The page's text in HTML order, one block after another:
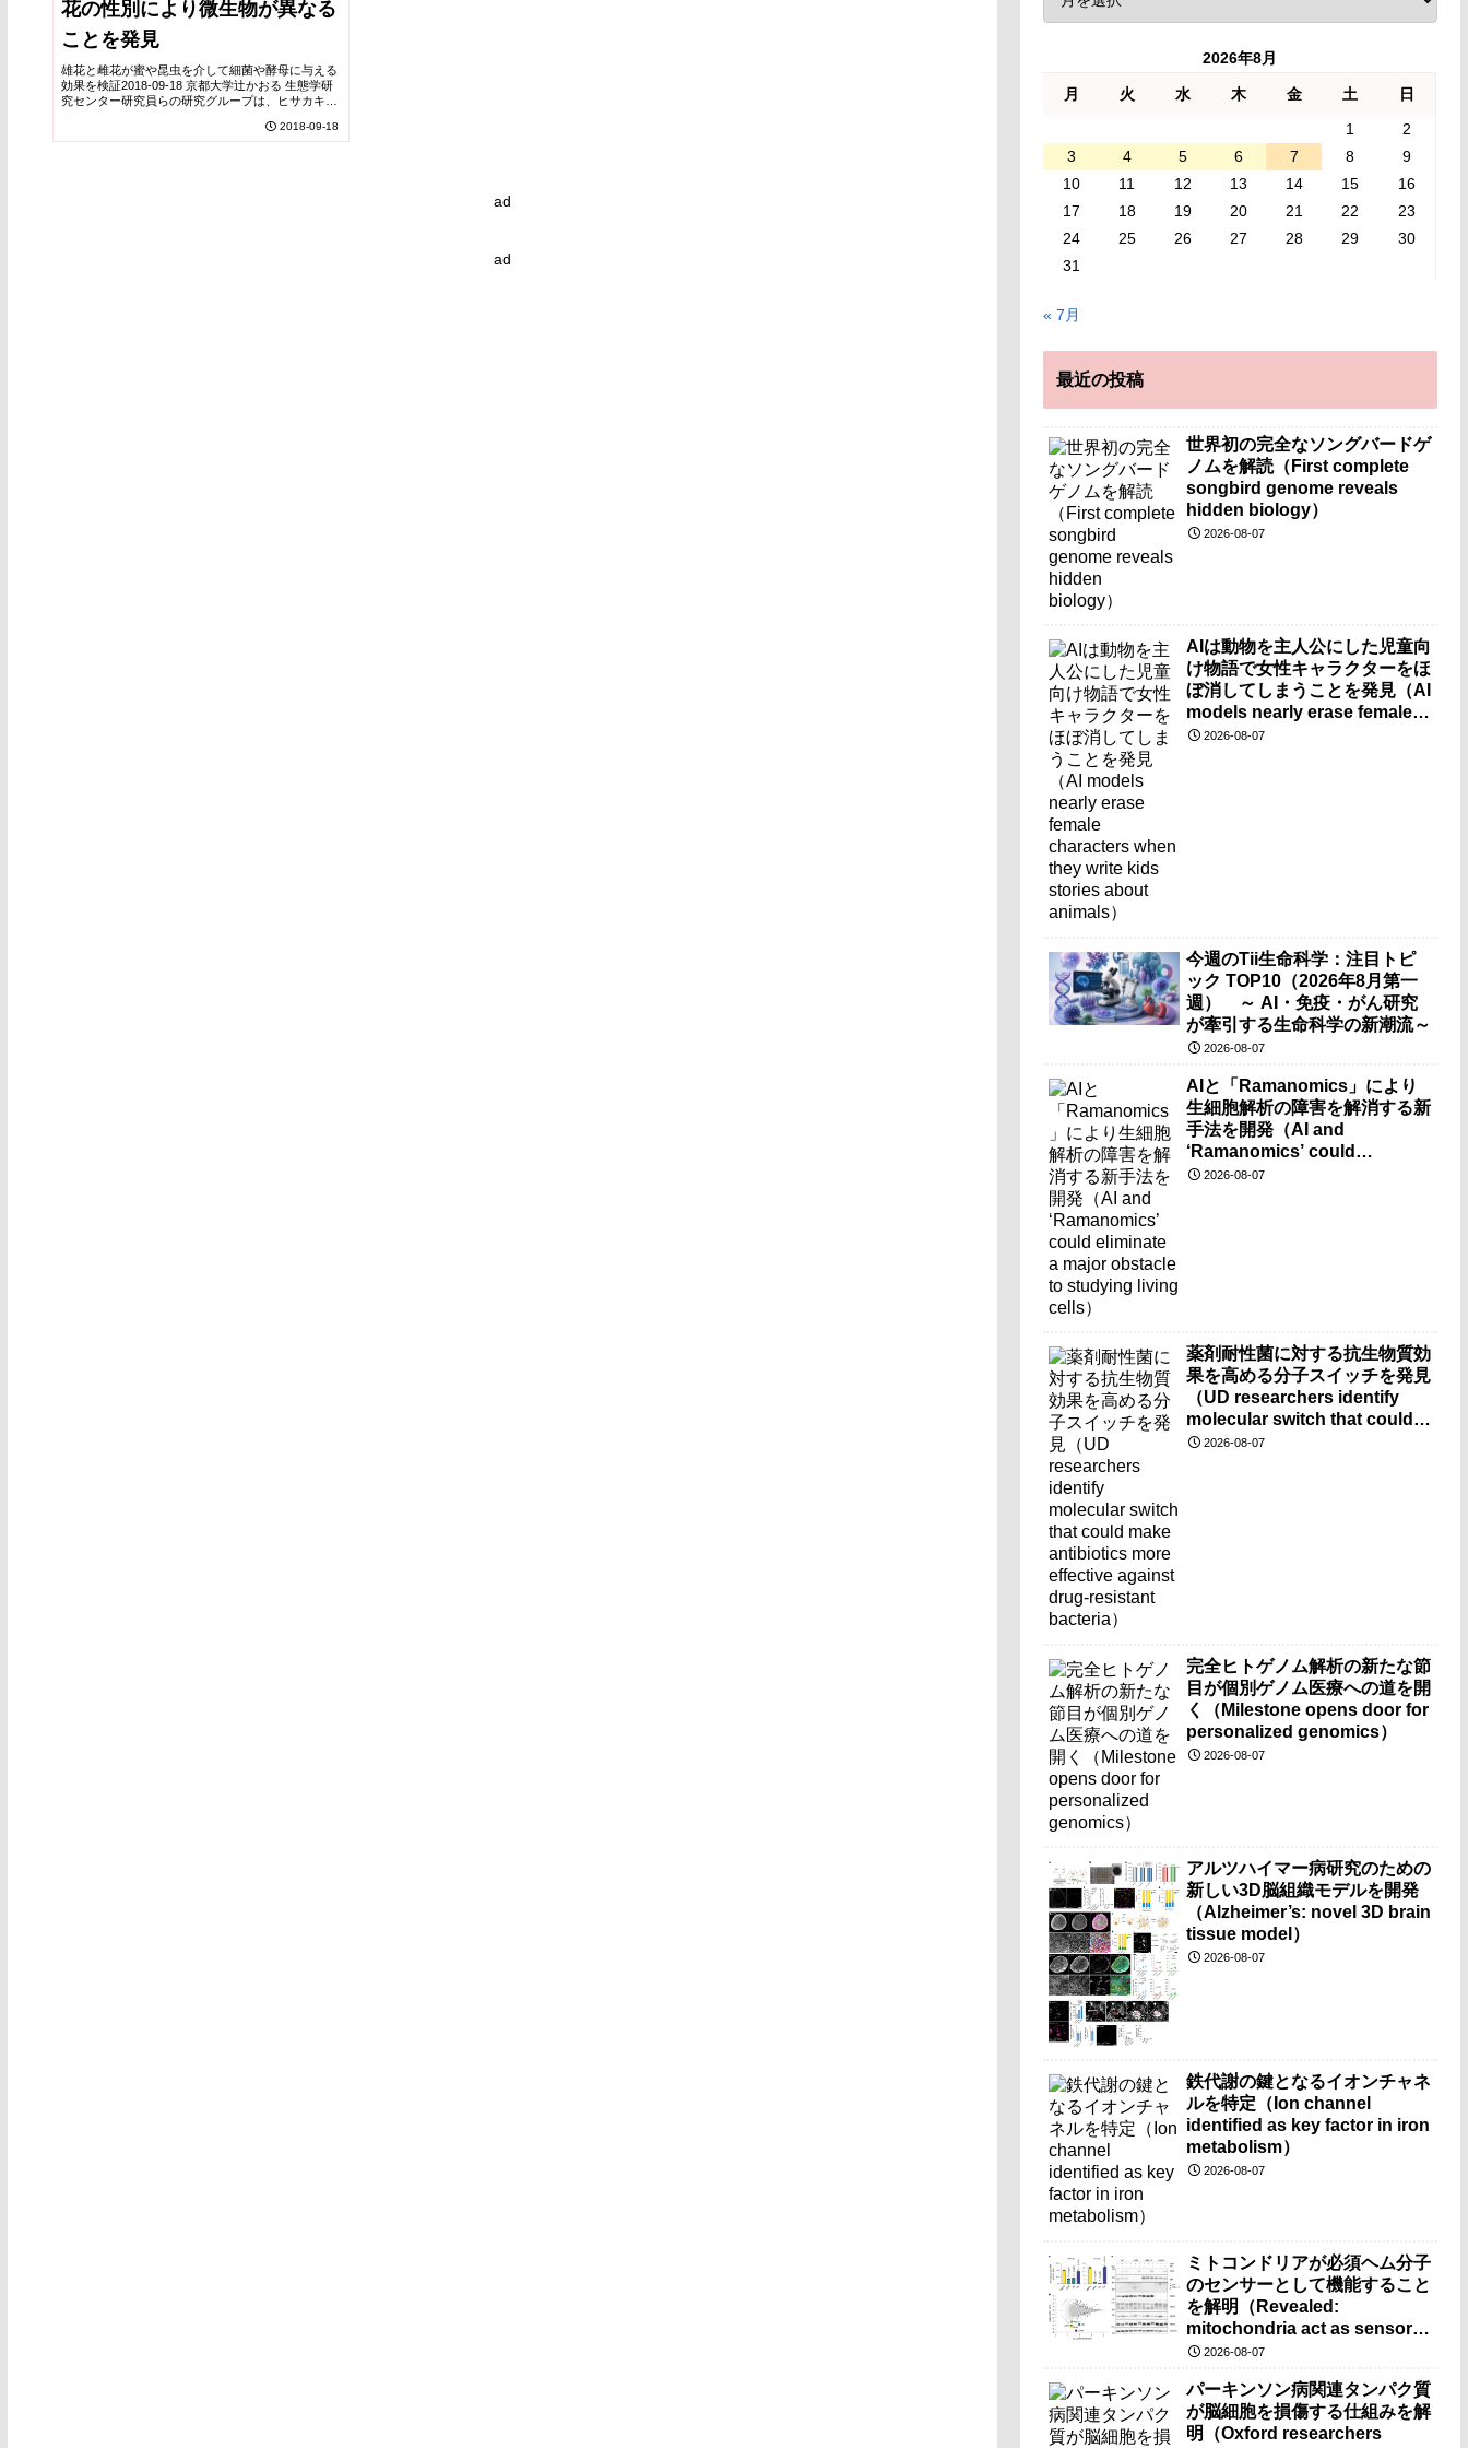
花の性別により微生物が異なる
ことを発見
雄花と雌花が蜜や昆虫を介して細菌や酵母に与える
効果を検証2018-09-18 京都大学辻かおる 生態学研
究センター研究員らの研究グループは、ヒサカキと
花では花にすむ微生物群集が異なることを明らか...
2018-09-18
ad
ad
2026年8月
月 火 水 木 金 土
日
1
2
3
4 5 6 7 8
9
10
11 12 13 14 15
16
17
18 19 20 21 22
23
24
25 26 27 28 29
30
31
« 7月
最近の投稿
世界初の完全なソングバードゲ
ノムを解読（First complete
songbird genome reveals
hidden biology）
2026-08-07
AIは動物を主人公にした児童向
け物語で女性キャラクターをほ
ぼ消してしまうことを発見（AI
models nearly erase female
characters when they write
2026-08-07
今週のTii生命科学：注目トピ
ック TOP10（2026年8月第一
週） ～ AI・免疫・がん研究
が牽引する生命科学の新潮流～
2026-08-07
AIと「Ramanomics」により
生細胞解析の障害を解消する新
手法を開発（AI and
‘Ramanomics’ could
eliminate a major obstacle to
2026-08-07
薬剤耐性菌に対する抗生物質効
果を高める分子スイッチを発見
（UD researchers identify
molecular switch that could
make antibiotics more
2026-08-07
完全ヒトゲノム解析の新たな節
目が個別ゲノム医療への道を開
く（Milestone opens door for
personalized genomics）
2026-08-07
アルツハイマー病研究のための
新しい3D脳組織モデルを開発
（Alzheimer’s: novel 3D brain
tissue model）
2026-08-07
鉄代謝の鍵となるイオンチャネ
ルを特定（Ion channel
identified as key factor in iron
metabolism）
2026-08-07
ミトコンドリアが必須ヘム分子
のセンサーとして機能すること
を解明（Revealed:
mitochondria act as sensors
for essential iron molecule）
2026-08-07
パーキンソン病関連タンパク質
が脳細胞を損傷する仕組みを解
明（Oxford researchers